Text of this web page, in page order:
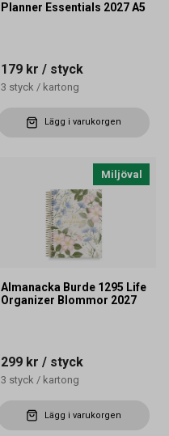
Planner Essentials 2027 A5
179 kr / styck
3 styck / kartong
Lägg i varukorgen
Miljöval
Almanacka Burde 1295 Life
Organizer Blommor 2027
299 kr / styck
3 styck / kartong
Lägg i varukorgen